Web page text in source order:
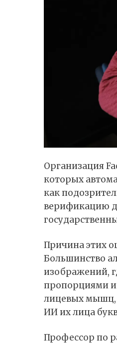
Организация
которых
как
верификацию
Причина этих
Большинство
изображений,
пропорциями
лицевых мышц,
ИИ их лица
Профессор по